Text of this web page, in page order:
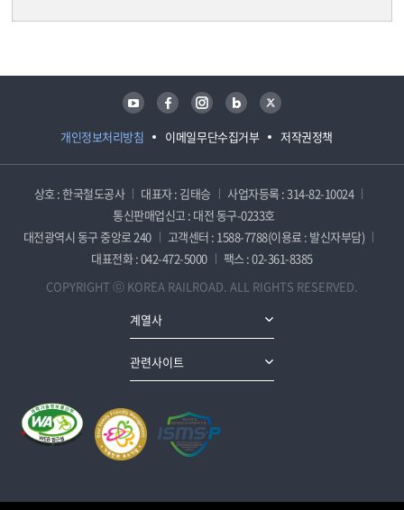
개인정보처리방침 이메일무단수집거부 저작권정책
유튜브 페이스북 인스타그램 블로그 트위터
상호 : 한국철도공사 대표자 : 김태승
사업자등록 : 314-82-10024
통신판매업신고 : 대전 동구-0233호
대전광역시 동구 중앙로 240
고객센터 : 1588-7788(이용료 : 발신자부담)
대표전화 : 042-472-5000
팩스 : 02-361-8385
COPYRIGHT ⓒ KOREA RAILROAD. ALL RIGHTS RESERVED.
계열사
관련사이트